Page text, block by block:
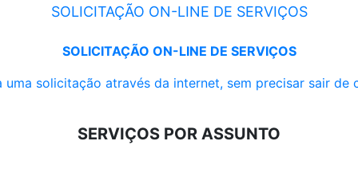
SOLICITAÇÃO ON-LINE DE SERVIÇOS
SOLICITAÇÃO ON-LINE DE SERVIÇOS
uma solicitação através da internet, sem precisar sair de
SERVIÇOS POR ASSUNTO